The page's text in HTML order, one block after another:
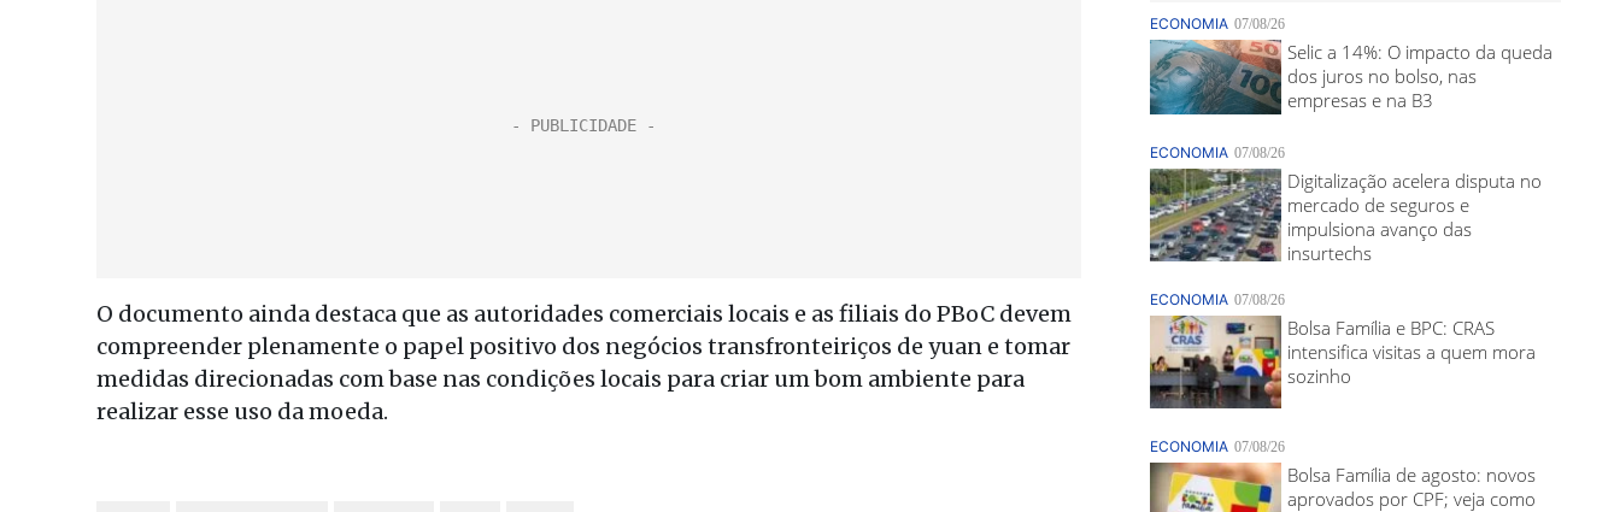
O documento ainda destaca que as autoridades comerciais locais e as filiais do PBoC devem
compreender plenamente o papel positivo dos negócios transfronteiriços de yuan e tomar
medidas direcionadas com base nas condições locais para criar um bom ambiente para
realizar esse uso da moeda.